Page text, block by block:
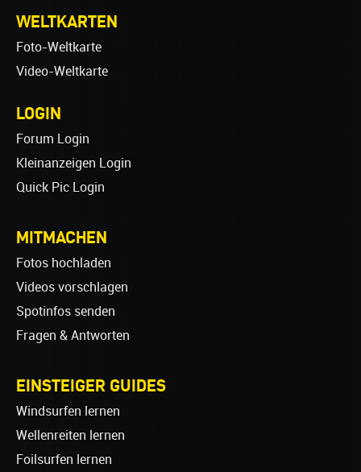
WELTKARTEN
Foto-Weltkarte
Video-Weltkarte
LOGIN
Forum Login
Kleinanzeigen Login
Quick Pic Login
MITMACHEN
Fotos hochladen
Videos vorschlagen
Spotinfos senden
Fragen & Antworten
EINSTEIGER GUIDES
Windsurfen lernen
Wellenreiten lernen
Foilsurfen lernen